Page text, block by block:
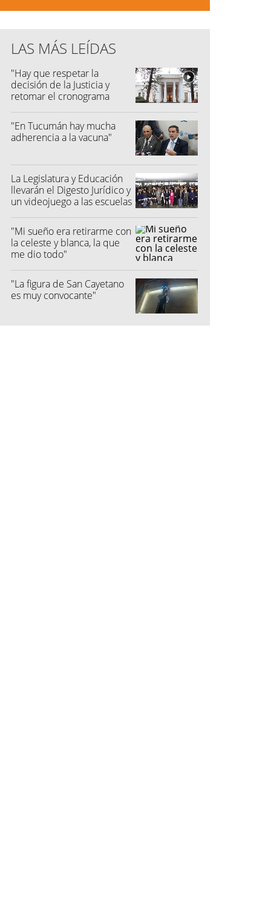
LAS MÁS LEÍDAS
"Hay que respetar la
decisión de la Justicia y
retomar el cronograma
"En Tucumán hay mucha
adherencia a la vacuna"
La Legislatura y Educación
llevarán el Digesto Jurídico y
un videojuego a las escuelas
"Mi sueño era retirarme con
la celeste y blanca, la que
me dio todo"
"La figura de San Cayetano
es muy convocante"